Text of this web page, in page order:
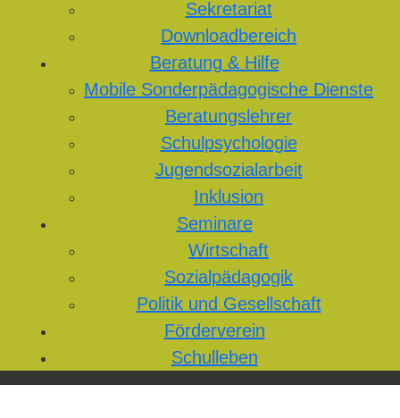
Sekretariat
Downloadbereich
Beratung & Hilfe
Mobile Sonderpädagogische Dienste
Beratungslehrer
Schulpsychologie
Jugendsozialarbeit
Inklusion
Seminare
Wirtschaft
Sozialpädagogik
Politik und Gesellschaft
Förderverein
Schulleben